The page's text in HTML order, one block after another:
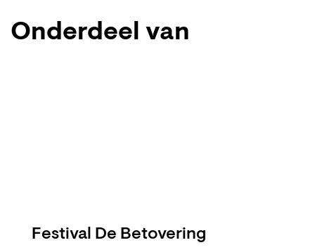
Onderdeel van
Festival De Betovering